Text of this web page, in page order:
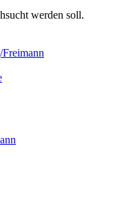
werden soll.